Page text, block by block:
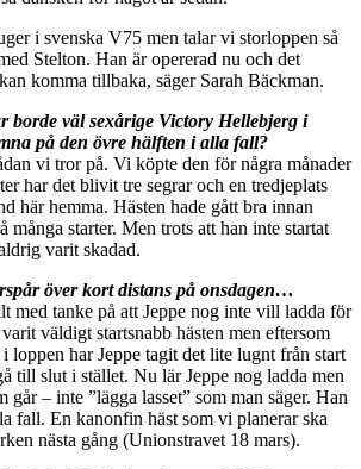
i svenska V75 men talar vi storloppen så
Stelton. Han är opererad nu och det
komma tillbaka, säger Sarah Bäckman.
borde väl sexårige Victory Hellebjerg i
på den övre hälften i alla fall?
vi tror på. Vi köpte den för några månader
har det blivit tre segrar och en tredjeplats
här hemma. Hästen hade gått bra innan
många starter. Men trots att han inte startat
varit skadad.
över kort distans på onsdagen…
med tanke på att Jeppe nog inte vill ladda för
väldigt startsnabb hästen men eftersom
loppen har Jeppe tagit det lite lugnt från start
till slut i stället. Nu lär Jeppe nog ladda men
går – inte ”lägga lasset” som man säger. Han
fall. En kanonfin häst som vi planerar ska
nästa gång (Unionstravet 18 mars).